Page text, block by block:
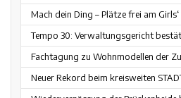
Mach dein Ding – Plätze frei am
Tempo 30: Verwaltungsgericht
Fachtagung zu Wohnmodellen der
Neuer Rekord beim kreisweiten